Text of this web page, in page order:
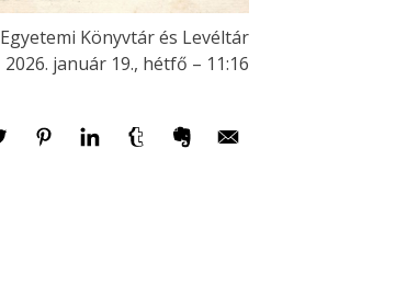
Egyetemi Könyvtár és Levéltár
2026. január 19., hétfő – 11:16